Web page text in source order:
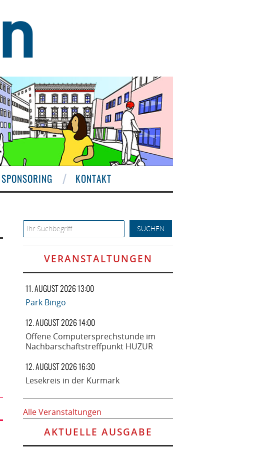
SPONSORING KONTAKT
Search for:
VERANSTALTUNGEN
11. AUGUST 2026 13:00
Park Bingo
12. AUGUST 2026 14:00
Offene Computersprechstunde im
Nachbarschaftstreffpunkt HUZUR
12. AUGUST 2026 16:30
Lesekreis in der Kurmark
Alle Veranstaltungen
AKTUELLE AUSGABE